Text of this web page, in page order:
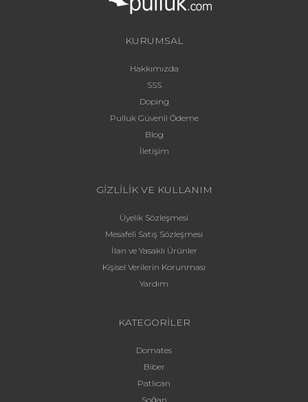
KURUMSAL
Hakkımızda
SSS
Doping
Pulluk Güvenli Ödeme
Blog
İletişim
GİZLİLİK VE KULLANIM
Üyelik Sözleşmesi
Mesafeli Satış Sözleşmesi
İlan ve Yasaklı Ürünler
Kişisel Verilerin Korunması
Yardım
KATEGORİLER
Domates
Biber
Patlıcan
Soğan